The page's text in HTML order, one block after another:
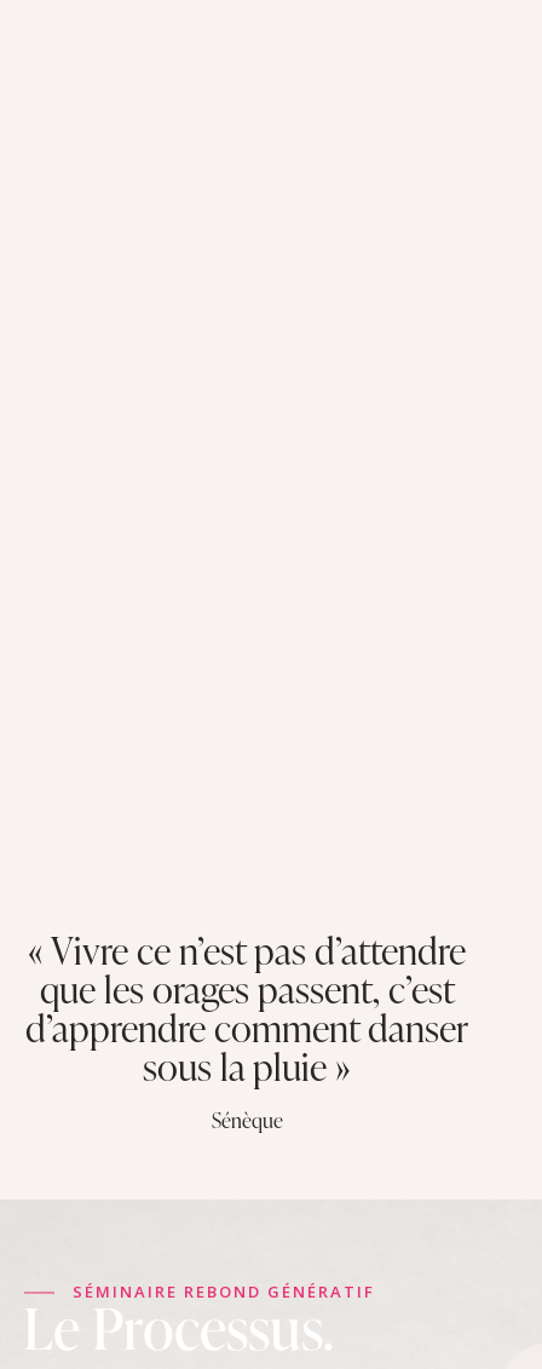
« Vivre ce n’est pas d’attendre
que les orages passent, c’est
d’apprendre comment danser
sous la pluie »
Sénèque
SÉMINAIRE REBOND GÉNÉRATIF
Le Processus.